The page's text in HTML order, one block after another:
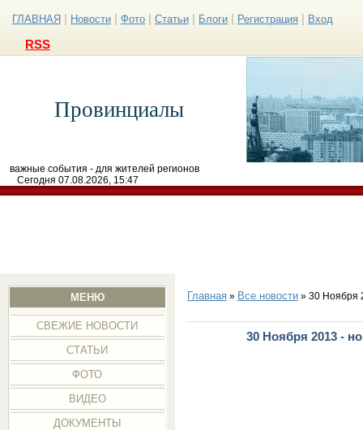
ГЛАВНАЯ Новости Фото Статьи Блоги Регистрация Вход
RSS
Провинциалы
важные события - для жителей регионов
Сегодня 07.08.2026, 15:47
МЕНЮ
СВЕЖИЕ НОВОСТИ
СТАТЬИ
ФОТО
ВИДЕО
ДОКУМЕНТЫ
Главная» Все новости» 30 Ноября
30 Ноября 2013 -